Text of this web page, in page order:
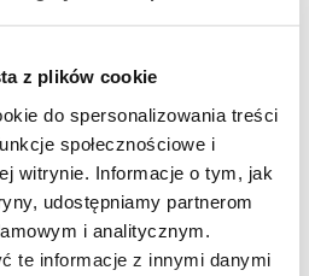
z plików cookie
do spersonalizowania treści
społecznościowe i
witrynie. Informacje o tym, jak
udostępniamy partnerom
i analitycznym.
te informacje z innymi danymi
lat była kompleksowa
G City Targówek,
w Polsce wyposażonym
kino. Sieć oferuje
oczekiwane premiery
artystów, nocne
wydarzeń
baletu i spektakli
przez National